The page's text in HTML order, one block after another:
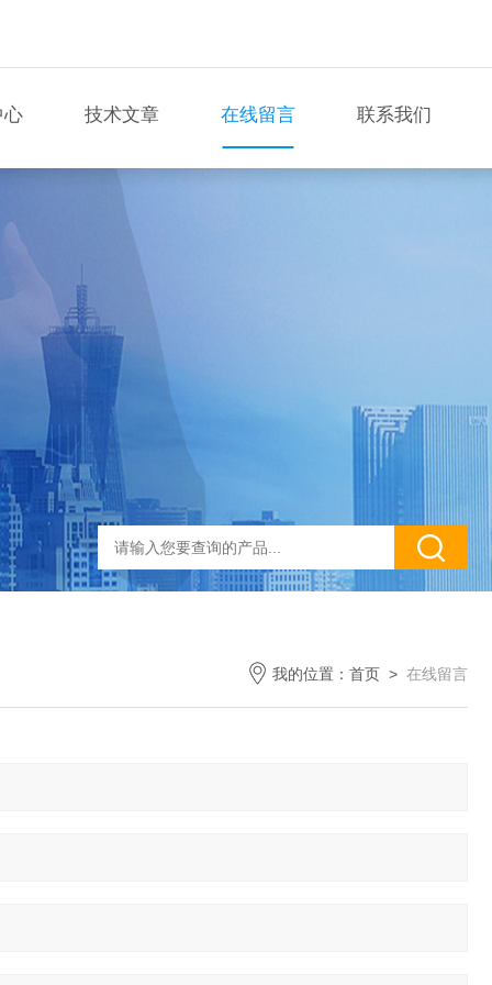
心 技术文章 在线留言 联系我们
我的位置： 首页 > 在线留言